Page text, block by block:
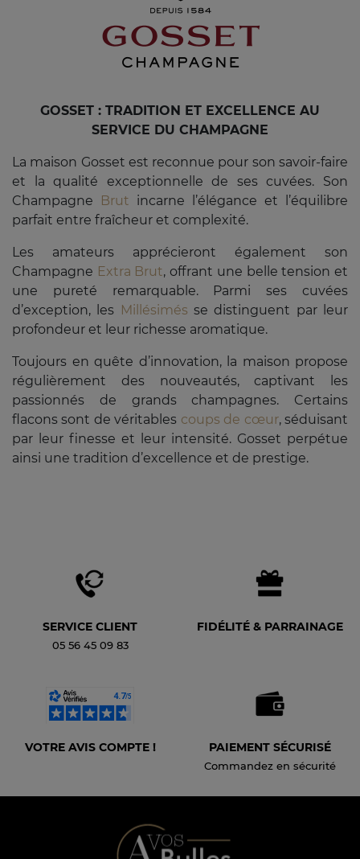
GOSSET : TRADITION ET EXCELLENCE AU
SERVICE DU CHAMPAGNE
La maison Gosset est reconnue pour son savoir-faire
et la qualité exceptionnelle de ses cuvées. Son
Champagne
Brut incarne l’élégance et l’équilibre
parfait entre fraîcheur et complexité.
Les amateurs apprécieront également son
Champagne Extra Brut, offrant une belle tension et
une pureté remarquable. Parmi ses cuvées
d’exception, les Millésimés se distinguent par leur
profondeur et leur richesse aromatique.
Toujours en quête d’innovation, la maison propose
régulièrement des nouveautés, captivant les
passionnés de grands champagnes. Certains
flacons sont de véritables coups de cœur, séduisant
par leur finesse et leur intensité. Gosset perpétue
ainsi une tradition d’excellence et de prestige.
SERVICE CLIENT
05 56 45 09 83
FIDÉLITÉ & PARRAINAGE
VOTRE AVIS COMPTE ! PAIEMENT SÉCURISÉ
Commandez en sécurité